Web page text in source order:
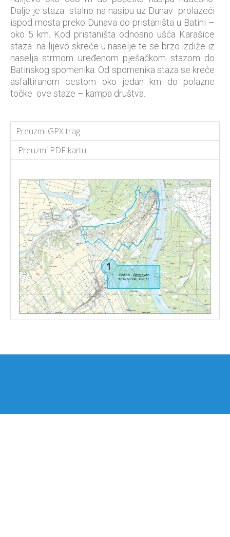
Dalje je staza stalno na nasipu uz Dunav prolazeći
ispod mosta preko Dunava do pristaništa u Batini –
oko 5 km. Kod pristaništa odnosno ušća Karašice
staza na lijevo skreće u naselje te se brzo izdiže iz
naselja strmom uređenom pješačkom stazom do
Batinskog spomenika. Od spomenika staza se kreće
asfaltiranom cestom oko jedan km do polazne
točke ove staze – kampa društva.
Preuzmi GPX trag
Preuzmi PDF kartu